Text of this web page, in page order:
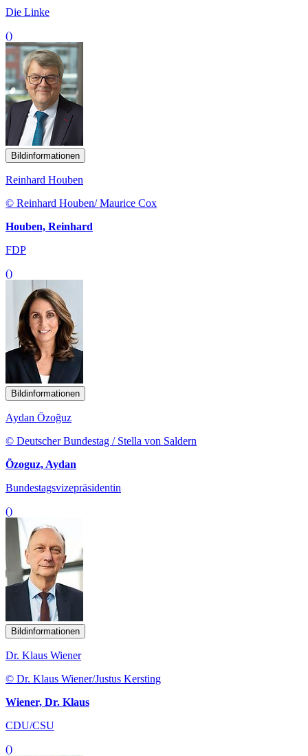
Die Linke
()
Bildinformationen
Reinhard Houben
© Reinhard Houben/ Maurice Cox
Houben, Reinhard
FDP
()
Bildinformationen
Aydan Özoğuz
© Deutscher Bundestag / Stella von Saldern
Özoguz, Aydan
Bundestagsvizepräsidentin
()
Bildinformationen
Dr. Klaus Wiener
© Dr. Klaus Wiener/Justus Kersting
Wiener, Dr. Klaus
CDU/CSU
()